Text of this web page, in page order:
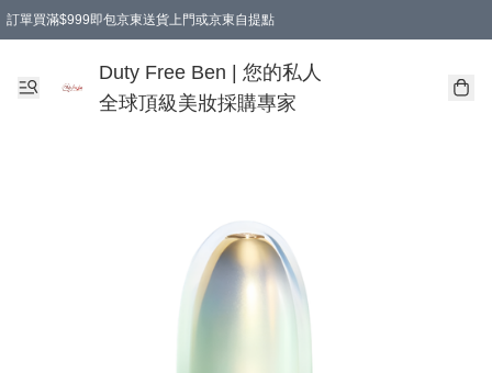
訂單買滿$999即包京東送貨上門或京東自提點
Duty Free Ben | 您的私人
全球頂級美妝採購專家